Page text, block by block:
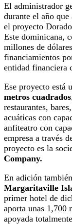
El administrador
durante el año
el proyecto
Este dominicana,
millones de
financiamientos
entidad financiera
Ese proyecto está
metros cuadrados
restaurantes,
acuáticas con
anfiteatro con
empresa a través
proyecto es la
Company.
En adición
Margaritaville
primer hotel de
aporta unas 1,700
apoyada